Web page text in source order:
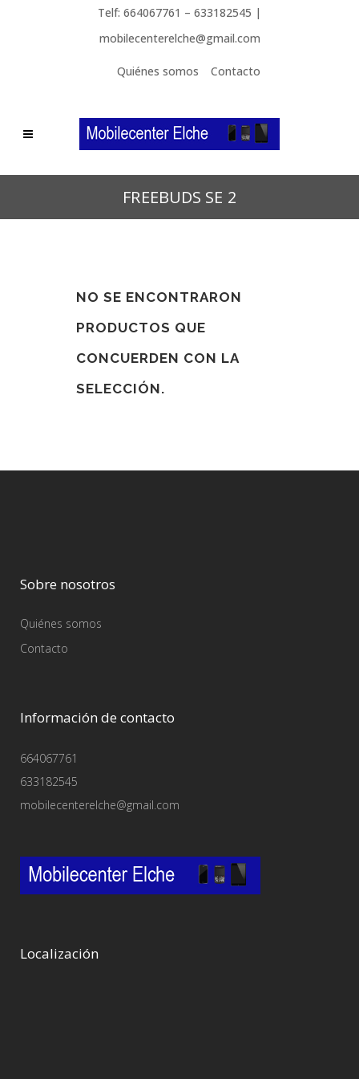
Telf: 664067761 – 633182545 |
mobilecenterelche@gmail.com
Quiénes somos Contacto
FREEBUDS SE 2
NO SE ENCONTRARON
PRODUCTOS QUE
CONCUERDEN CON LA
SELECCIÓN.
Sobre nosotros
Quiénes somos
Contacto
Información de contacto
664067761
633182545
mobilecenterelche@gmail.com
Localización